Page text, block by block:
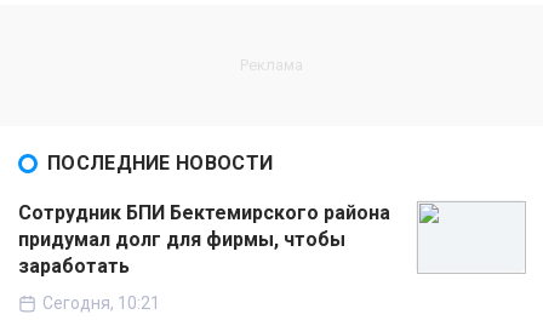
ПОСЛЕДНИЕ НОВОСТИ
Сотрудник БПИ Бектемирского района
придумал долг для фирмы, чтобы
заработать
Сегодня, 10:21